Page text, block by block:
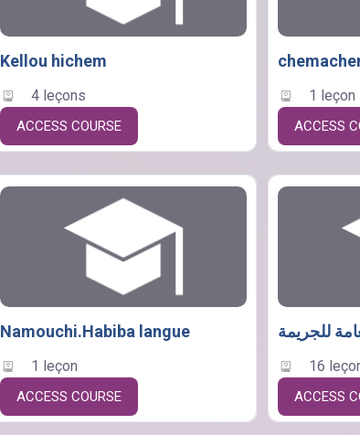
Kellou hichem
4 leçons
ACCESS COURSE
1 leçon
ACCESS
Namouchi.Habiba langue
1 leçon
ACCESS COURSE
للجريمة
16
ACCESS